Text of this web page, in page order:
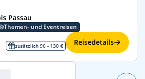
Passau
Themen- und Eventreisen
zusätzlich 90 - 130 € Reisedetails